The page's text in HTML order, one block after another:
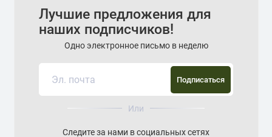
Лучшие предложения для
наших подписчиков!
Одно электронное письмо в неделю
Подписаться
Или
Следите за нами в социальных сетях